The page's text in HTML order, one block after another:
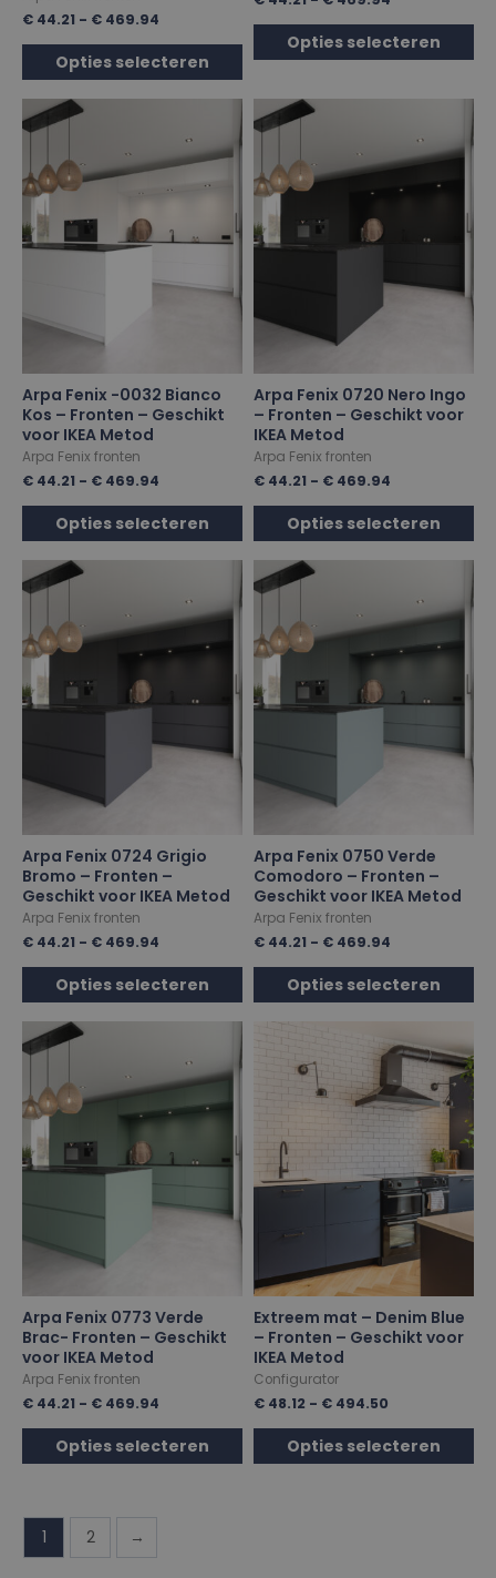
€ 44.21 - € 469.94
Opties selecteren
Opties selecteren
Arpa Fenix -0032 Bianco
Kos – Fronten – Geschikt
voor IKEA Metod
Arpa Fenix fronten
€ 44.21 - € 469.94
Opties selecteren
Arpa Fenix 0720 Nero Ingo
– Fronten – Geschikt voor
IKEA Metod
Arpa Fenix fronten
€ 44.21 - € 469.94
Opties selecteren
Arpa Fenix 0724 Grigio
Bromo – Fronten –
Geschikt voor IKEA Metod
Arpa Fenix fronten
€ 44.21 - € 469.94
Opties selecteren
Arpa Fenix 0750 Verde
Comodoro – Fronten –
Geschikt voor IKEA Metod
Arpa Fenix fronten
€ 44.21 - € 469.94
Opties selecteren
Arpa Fenix 0773 Verde
Brac- Fronten – Geschikt
voor IKEA Metod
Arpa Fenix fronten
€ 44.21 - € 469.94
Opties selecteren
Extreem mat – Denim Blue
– Fronten – Geschikt voor
IKEA Metod
Configurator
€ 48.12 - € 494.50
Opties selecteren
1 2 →